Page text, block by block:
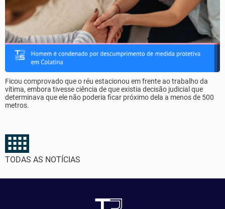
Ficou comprovado que o réu estacionou em frente ao trabalho da
vítima, embora tivesse ciência de que existia decisão judicial que
determinava que ele não poderia ficar próximo dela a menos de 500
metros.
TODAS AS NOTÍCIAS